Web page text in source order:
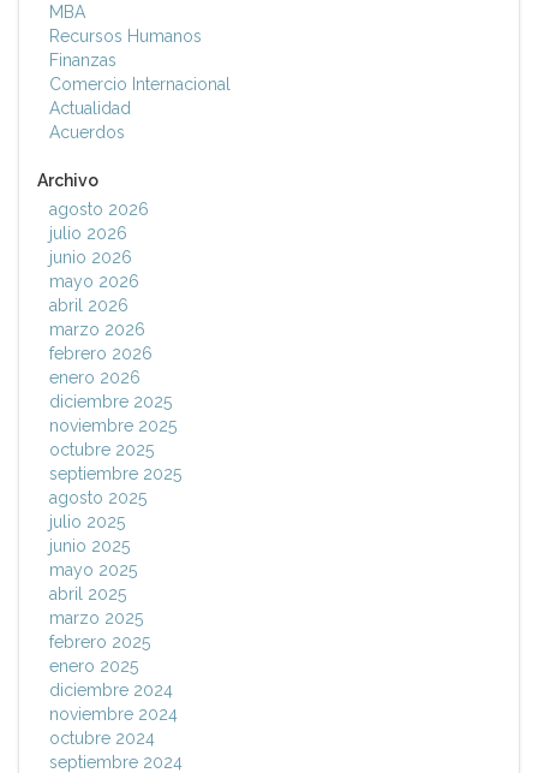
MBA
Recursos Humanos
Finanzas
Comercio Internacional
Actualidad
Acuerdos
Archivo
agosto 2026
julio 2026
junio 2026
mayo 2026
abril 2026
marzo 2026
febrero 2026
enero 2026
diciembre 2025
noviembre 2025
octubre 2025
septiembre 2025
agosto 2025
julio 2025
junio 2025
mayo 2025
abril 2025
marzo 2025
febrero 2025
enero 2025
diciembre 2024
noviembre 2024
octubre 2024
septiembre 2024